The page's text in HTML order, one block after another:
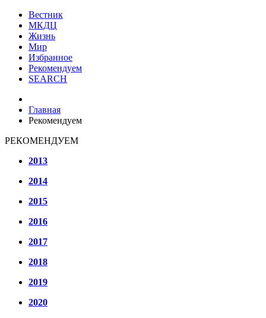
Вестник
МКДЦ
Жизнь
Мир
Избранное
Рекомендуем
SEARCH
Главная
Рекомендуем
РЕКОМЕНДУЕМ
2013
2014
2015
2016
2017
2018
2019
2020